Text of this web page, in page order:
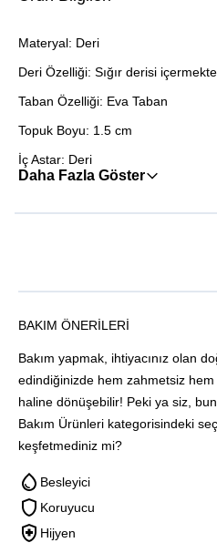
Materyal: Deri
Deri Özelliği: Sığır derisi
Taban Özelliği: Eva Taban
Topuk Boyu: 1.5 cm
İç Astar: Deri
Daha Fazla Göster
BAKIM ÖNERILERI
Bakım yapmak, ihtiyacınız olan
edindiğinizde hem zahmetsiz
haline dönüşebilir! Peki ya siz,
Bakım Ürünleri kategorisindeki
keşfetmediniz mi?
Besleyici
Koruyucu
Hijyen